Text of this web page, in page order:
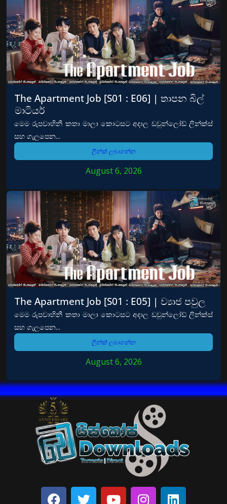
The Apartment Job [S01 : E06] | තාපන බිල්
මාටියර්
මෙම රුපවාහිනී කතා මාලා කොටසට අදාල ඩවුන්ලෝඩ් ලින්ක්ස්
සහ ගැලපෙන...
ලින්ක් ලබාගන්න
August 6, 2026
The Apartment Job [S01 : E05] | ව්‍යාජ පවුල
මෙම රුපවාහිනී කතා මාලා කොටසට අදාල ඩවුන්ලෝඩ් ලින්ක්ස්
සහ ගැලපෙන...
ලින්ක් ලබාගන්න
August 6, 2026